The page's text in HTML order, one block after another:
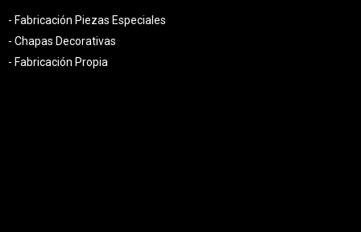
- Fabricación Piezas Especiales
- Chapas Decorativas
- Fabricación Propia